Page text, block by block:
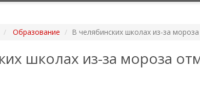
Образование В челябинских школах из-за
школах из-за мороза